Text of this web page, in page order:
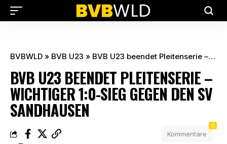
BVBWLD » BVB U23 » BVB U23 beendet Pleitenserie – Wichtiger 1:0-Sieg gegen den SV Sandhausen
BVB U23 BEENDET PLEITENSERIE –
WICHTIGER 1:0-SIEG GEGEN DEN SV
SANDHAUSEN
Kommentare
0